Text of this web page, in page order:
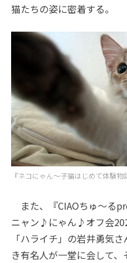
猫たちの姿に密着する。
『ネコにゃん～子猫はじめて体験
また、『CIAOちゅ～る
ニャン♪にゃん♪オフ会
「ハライチ」の岩井勇気
き有名人が一堂に会して、